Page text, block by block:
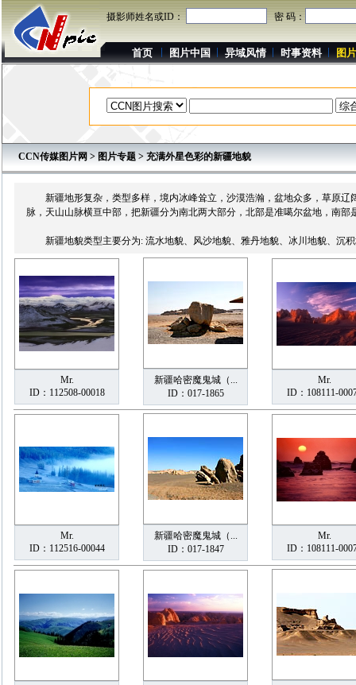
摄影师姓名或ID： 密 码：
首页 图片中国 异域风情 时事资料 图
CCN传媒图片网 > 图片专题 > 充满外星色彩的新疆地貌
新疆地形复杂，类型多样，境内冰峰耸立，沙漠浩瀚，盆地众多，草原辽
脉，天山山脉横亘中部，把新疆分为南北两大部分，北部是准噶尔盆地，南
新疆地貌类型主要分为: 流水地貌、风沙地貌、雅丹地貌、冰川地貌、沉
Mr.
ID：112508-00018
新疆哈密魔鬼城（...
ID：017-1865
Mr.
ID：108111-
Mr.
ID：112516-00044
新疆哈密魔鬼城（...
ID：017-1847
Mr.
ID：108111-